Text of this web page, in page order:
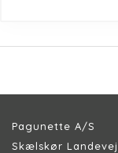
Pagunette A/S
Skælskør